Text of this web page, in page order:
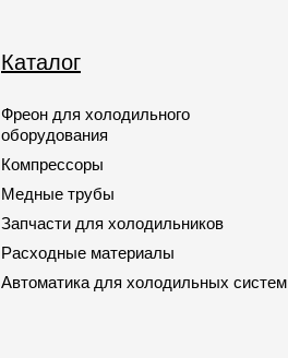
Каталог
Фреон для холодильного
оборудования
Компрессоры
Медные трубы
Запчасти для холодильников
Расходные материалы
Автоматика для холодильных систем